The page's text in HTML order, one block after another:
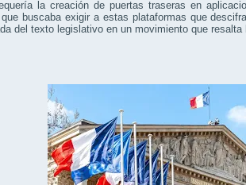
la creación de puertas traseras en
buscaba exigir a estas plataformas que
del texto legislativo en un movimiento que